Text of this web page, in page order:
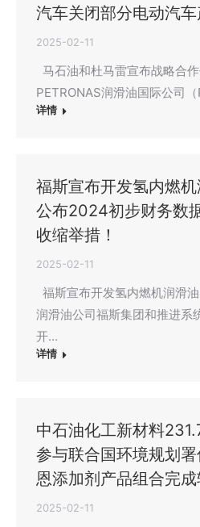
汽车关闭部分电动汽车
2025-02-11
马石油和杜马雷宣布战略合
PETRONAS润滑油国际公司
详情
福斯宣布开发氢内燃
公布2024初步财务数
收缩举措！
2025-02-11
福斯宣布开发氢内燃机润滑
润滑油公司福斯集团和推进系
开…
详情
中石油化工新材料
参与联合国环境规划
恩添加剂产品组合完成
2025-02-11